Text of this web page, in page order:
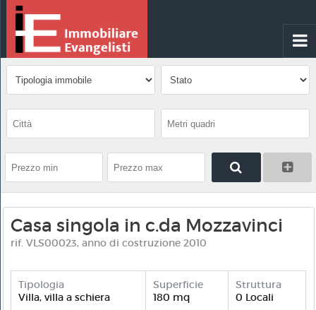
Casa singola in c.da Mozzavinci
rif. VLS00023, anno di costruzione 2010
Tipologia
Villa, villa a schiera
Superficie
180 mq
Struttura
0 Locali